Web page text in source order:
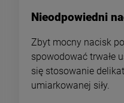
Nieodpowiedni
Zbyt mocny nacisk
spowodować trwałe
się stosowanie
umiarkowanej siły.